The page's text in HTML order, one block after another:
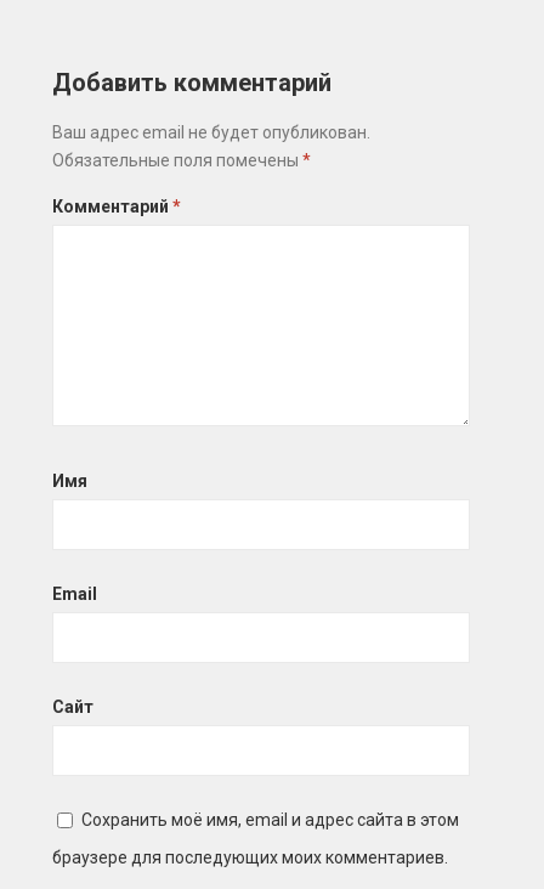
Добавить комментарий
Ваш адрес email не будет опубликован.
Обязательные поля помечены*
Комментарий*
Имя
Email
Сайт
Сохранить моё имя, email и адрес сайта в этом
браузере для последующих моих комментариев.